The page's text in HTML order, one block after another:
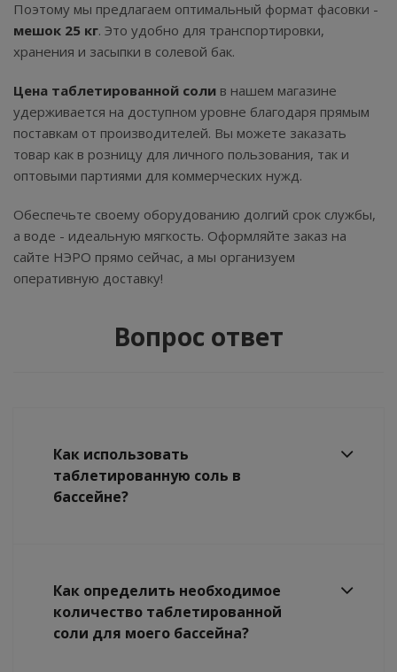
Поэтому мы предлагаем оптимальный формат фасовки -
мешок 25 кг. Это удобно для транспортировки,
хранения и засыпки в солевой бак.
Цена таблетированной соли в нашем магазине
удерживается на доступном уровне благодаря прямым
поставкам от производителей. Вы можете заказать
товар как в розницу для личного пользования, так и
оптовыми партиями для коммерческих нужд.
Обеспечьте своему оборудованию долгий срок службы,
а воде - идеальную мягкость. Оформляйте заказ на
сайте НЭРО прямо сейчас, а мы организуем
оперативную доставку!
Вопрос ответ
Как использовать
таблетированную соль в
бассейне?
Как определить необходимое
количество таблетированной
соли для моего бассейна?